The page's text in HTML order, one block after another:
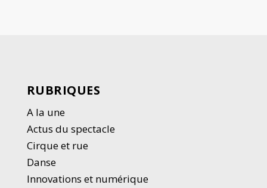
RUBRIQUES
A la une
Actus du spectacle
Cirque et rue
Danse
Innovations et numérique